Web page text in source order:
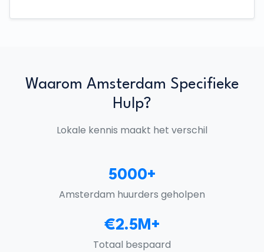
Waarom Amsterdam Specifieke
Hulp?
Lokale kennis maakt het verschil
5000+
Amsterdam huurders geholpen
€2.5M+
Totaal bespaard